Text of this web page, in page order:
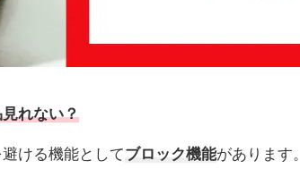
れない？
ける機能としてブロック機能があります。